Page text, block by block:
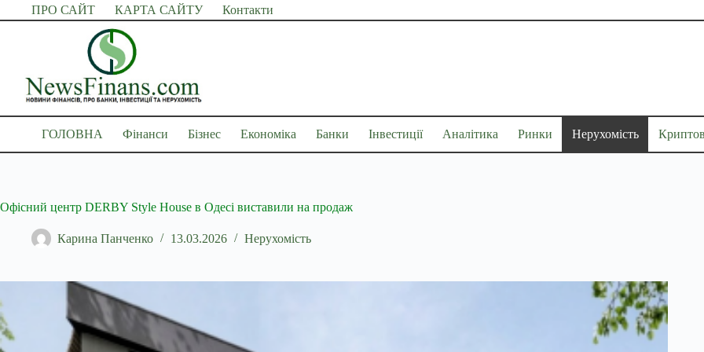
Перейти
до
ПРО САЙТ КАРТА САЙТУ Контакти
ГОЛОВНА Фінанси Бізнес Економіка Банки Інвестиції Аналітика Ринки Нерухомість
Офісний центр DERBY Style House в Одесі виставили на продаж
Карина Панченко 13.03.2026 Нерухомість